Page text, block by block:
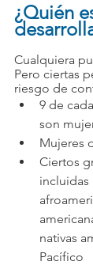
¿Quién
Cualquiera
Pero ciertas
riesgo de
9 de
son
Mujeres
Ciertos
incluidas
nativas
Pacífico